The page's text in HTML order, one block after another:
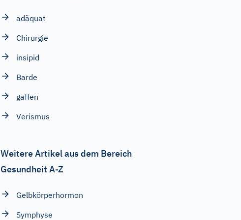
adäquat
Chirurgie
insipid
Barde
gaffen
Verismus
Weitere Artikel aus dem Bereich
Gesundheit A-Z
Gelbkörperhormon
Symphyse